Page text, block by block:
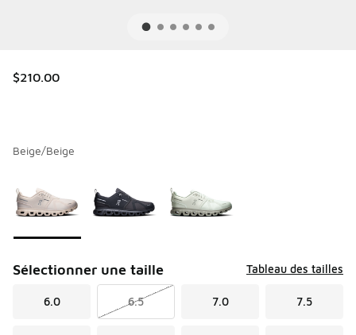
$210.00
Beige/Beige
Sélectionner une taille Tableau des tailles
6.0 6.5 7.0 7.5